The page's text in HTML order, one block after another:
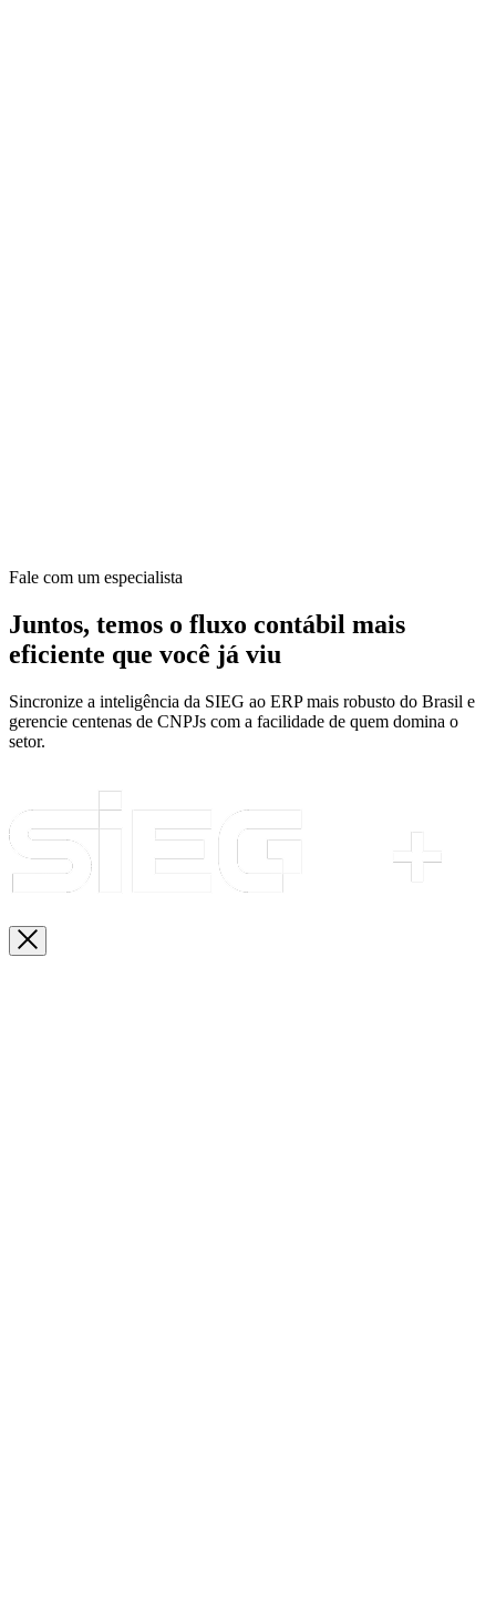
Fale com um especialista
Juntos, temos o fluxo contábil mais
eficiente que você já viu
Sincronize a inteligência da SIEG ao ERP mais robusto do Brasil e
gerencie centenas de CNPJs com a facilidade de quem domina o
setor.